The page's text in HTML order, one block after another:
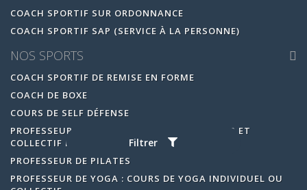
Filtrer
COACH SPORTIF SUR ORDONNANCE
COACH SPORTIF SAP (SERVICE À LA PERSONNE)
NOS SPORTS
COACH SPORTIF DE REMISE EN FORME
COACH DE BOXE
COURS DE SELF DÉFENSE
PROFESSEUR DE TENNIS : COURS PARTICULIER ET
COLLECTIF DE TENNIS
PROFESSEUR DE PILATES
PROFESSEUR DE YOGA : COURS DE YOGA INDIVIDUEL OU